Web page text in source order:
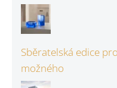
Sběratelská edice
možného